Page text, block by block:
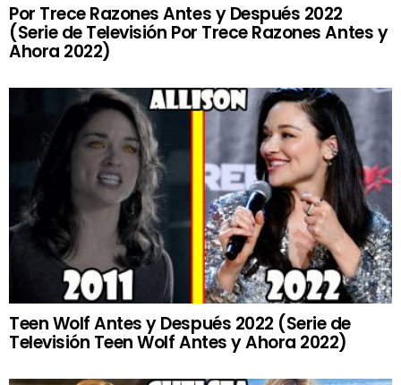
Por Trece Razones Antes y Después 2022
(Serie de Televisión Por Trece Razones Antes y
Ahora 2022)
Teen Wolf Antes y Después 2022 (Serie de
Televisión Teen Wolf Antes y Ahora 2022)